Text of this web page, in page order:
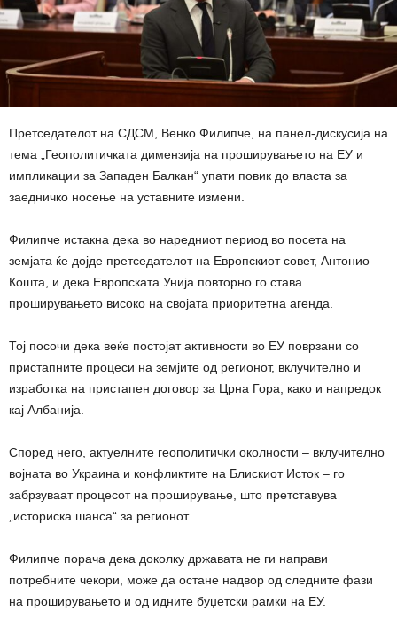
Претседателот на СДСМ, Венко Филипче, на панел-дискусија на
тема „Геополитичката димензија на проширувањето на ЕУ и
импликации за Западен Балкан“ упати повик до власта за
заедничко носење на уставните измени.
Филипче истакна дека во наредниот период во посета на
земјата ќе дојде претседателот на Европскиот совет, Антонио
Кошта, и дека Европската Унија повторно го става
проширувањето високо на својата приоритетна агенда.
Тој посочи дека веќе постојат активности во ЕУ поврзани со
пристапните процеси на земјите од регионот, вклучително и
изработка на пристапен договор за Црна Гора, како и напредок
кај Албанија.
Според него, актуелните геополитички околности – вклучително
војната во Украина и конфликтите на Блискиот Исток – го
забрзуваат процесот на проширување, што претставува
„историска шанса“ за регионот.
Филипче порача дека доколку државата не ги направи
потребните чекори, може да остане надвор од следните фази
на проширувањето и од идните буџетски рамки на ЕУ.